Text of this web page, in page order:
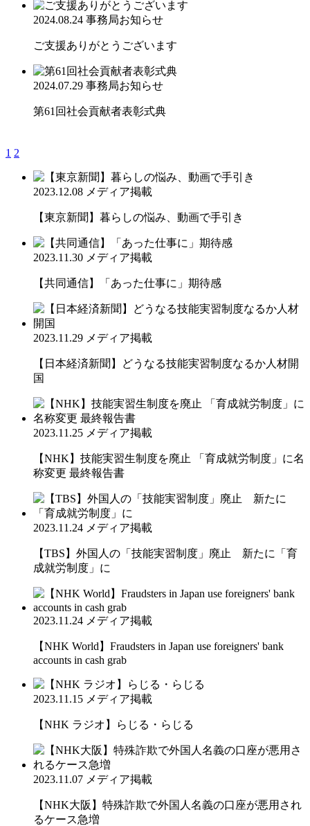
2024.08.24 事務局お知らせ
ご支援ありがとうございます
2024.07.29 事務局お知らせ
第61回社会貢献者表彰式典
1 2
2023.12.08 メディア掲載
【東京新聞】暮らしの悩み、動画で手引き
2023.11.30 メディア掲載
【共同通信】「あった仕事に」期待感
2023.11.29 メディア掲載
【日本経済新聞】どうなる技能実習制度なるか人材開
国
2023.11.25 メディア掲載
【NHK】技能実習生制度を廃止 「育成就労制度」に名
称変更 最終報告書
2023.11.24 メディア掲載
【TBS】外国人の「技能実習制度」廃止 新たに「育
成就労制度」に
2023.11.24 メディア掲載
【NHK World】Fraudsters in Japan use foreigners' bank
accounts in cash grab
2023.11.15 メディア掲載
【NHK ラジオ】らじる・らじる
2023.11.07 メディア掲載
【NHK大阪】特殊詐欺で外国人名義の口座が悪用され
るケース急増